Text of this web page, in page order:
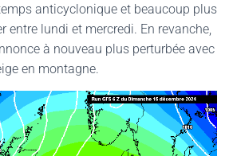
V
I
A
O
N
anticyclonique et beaucoup plus
entre lundi et mercredi. En revanche,
à nouveau plus perturbée avec
en montagne.